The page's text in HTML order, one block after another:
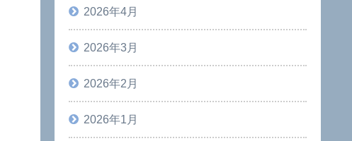
2026年4月
2026年3月
2026年2月
2026年1月